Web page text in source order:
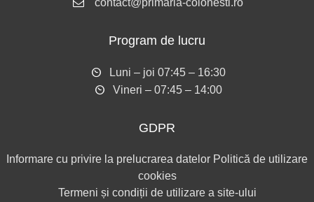
contact@primaria-colonesti.ro
Program de lucru
Luni – joi 07:45 – 16:30
Vineri – 07:45 – 14:00
GDPR
Informare cu privire la prelucrarea datelor Politică de utilizare
cookies
Termeni și condiții de utilizare a site-ului